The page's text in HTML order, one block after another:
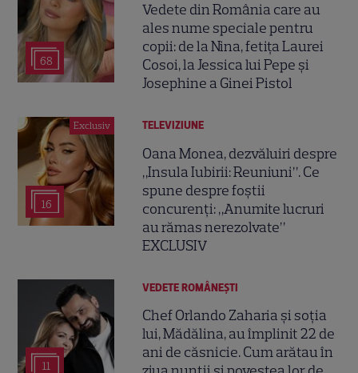
68
Vedete din România care au
ales nume speciale pentru
copii: de la Nina, fetița Laurei
Cosoi, la Jessica lui Pepe și
Josephine a Ginei Pistol
Exclusiv
16
TELEVIZIUNE
Oana Monea, dezvăluiri despre
„Insula Iubirii: Reuniuni”. Ce
spune despre foștii
concurenți: „Anumite lucruri
au rămas nerezolvate”
EXCLUSIV
11
VEDETE ROMÂNEŞTI
Chef Orlando Zaharia și soția
lui, Mădălina, au împlinit 22 de
ani de căsnicie. Cum arătau în